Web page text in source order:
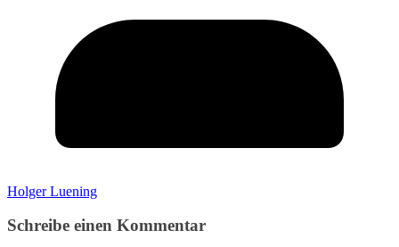
Holger Luening
Schreibe einen Kommentar